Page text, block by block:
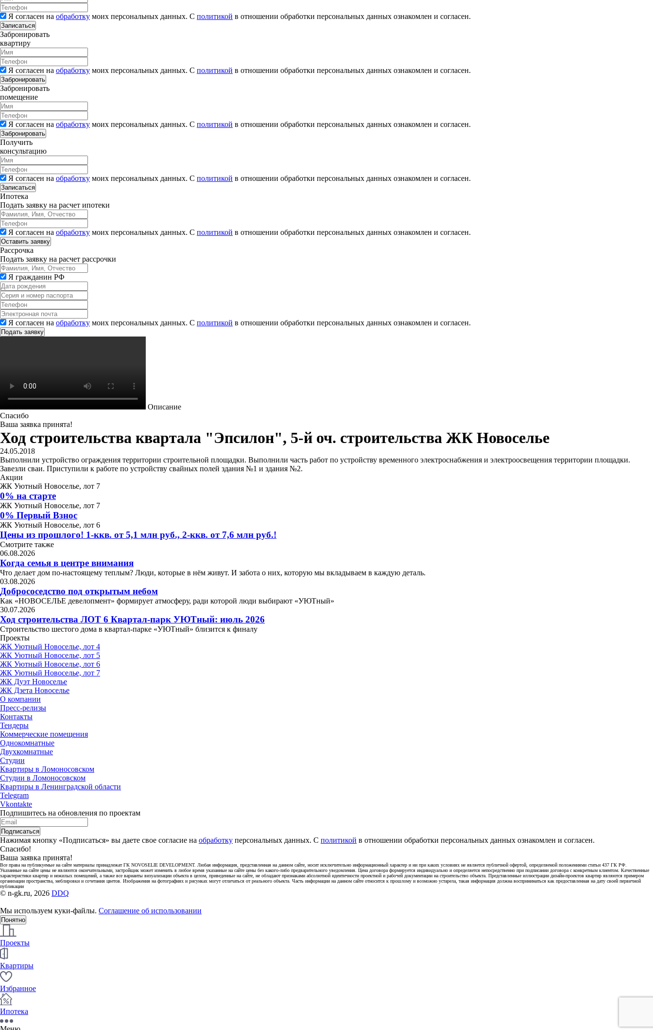
Я согласен на обработку моих персональных данных. С политикой в отношении обработки персональных данных ознакомлен и согласен.
Записаться
Забронировать
квартиру
Я согласен на обработку моих персональных данных. С политикой в отношении обработки персональных данных ознакомлен и согласен.
Забронировать
Забронировать
помещение
Я согласен на обработку моих персональных данных. С политикой в отношении обработки персональных данных ознакомлен и согласен.
Забронировать
Получить
консультацию
Я согласен на обработку моих персональных данных. С политикой в отношении обработки персональных данных ознакомлен и согласен.
Записаться
Ипотека
Подать заявку на расчет ипотеки
Я согласен на обработку моих персональных данных. С политикой в отношении обработки персональных данных ознакомлен и согласен.
Рассрочка
Подать заявку на расчет рассрочки
Я гражданин РФ
Я согласен на обработку моих персональных данных. С политикой в отношении обработки персональных данных ознакомлен и согласен.
Описание
Спасибо
Ваша заявка принята!
Ход строительства квартала "Эпсилон", 5-й оч. строительства ЖК Новоселье
24.05.2018
Выполнили устройство ограждения территории строительной площадки. Выполнили часть работ по устройству временного электроснабжения и электроосвещения территории площадки.
Завезли сваи. Приступили к работе по устройству свайных полей здания №1 и здания №2.
Акции
ЖК Уютный Новоселье, лот 7
0% на старте
ЖК Уютный Новоселье, лот 7
0% Первый Взнос
ЖК Уютный Новоселье, лот 6
Цены из прошлого! 1-ккв. от 5,1 млн руб., 2-ккв. от 7,6 млн руб.!
Смотрите также
06.08.2026
Когда семья в центре внимания
Что делает дом по-настоящему теплым? Люди, которые в нём живут. И забота о них, которую мы вкладываем в каждую деталь.
03.08.2026
Добрососедство под открытым небом
Как «НОВОСЕЛЬЕ девелопмент» формирует атмосферу, ради которой люди выбирают «УЮТный»
30.07.2026
Ход строительства ЛОТ 6 Квартал-парк УЮТный: июль 2026
Строительство шестого дома в квартал-парке «УЮТный» близится к финалу
Проекты
ЖК Уютный Новоселье, лот 4
ЖК Уютный Новоселье, лот 5
ЖК Уютный Новоселье, лот 6
ЖК Уютный Новоселье, лот 7
ЖК Дуэт Новоселье
ЖК Дзета Новоселье
О компании
Пресс-релизы
Контакты
Тендеры
Коммерческие помещения
Однокомнатные
Двухкомнатные
Студии
Квартиры в Ломоносовском
Студии в Ломоносовском
Квартиры в Ленинградской области
Telegram
Vkontakte
Подпишитесь на обновления по проектам
Подписаться
Нажимая кнопку «Подписаться» вы даете свое согласие на обработку персональных данных. С политикой в отношении обработки персональных данных ознакомлен и согласен.
Спасибо!
Ваша заявка принята!
Все права на публикуемые на сайте материалы принадлежат ГК NOVOSELIE DEVELOPMENT. Любая информация, представленная на данном сайте, носит исключительно информационный характер и ни при каких условиях не является публичной офертой, определяемой положениями статьи 437 ГК РФ.
Указанные на сайте цены не являются окончательными, застройщик может изменить в любое время указанные на сайте цены без какого-либо предварительного уведомления. Цена договора формируется индивидуально и определяется непосредственно при подписании договора с конкретным клиентом. Качественные
характеристики квартир и нежилых помещений, а также все варианты визуализации объекта в целом, приведенные на сайте, не обладают признаками абсолютной идентичности проектной и рабочей документации на строительство объекта. Представленные иллюстрации дизайн-проектов квартир являются примером
организации пространства, меблировки и сочетания цветов. Изображения на фотографиях и рисунках могут отличаться от реального объекта. Часть информации на данном сайте относится к прошлому и возможно устарела, такая информация должна восприниматься как предоставленная на дату своей первичной
публикации
© n-gk.ru, 2026 DDQ
Мы используем куки-файлы. Соглашение об использовании
Понятно
Проекты
Квартиры
Избранное
Ипотека